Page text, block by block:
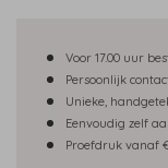
Voor 17.00 uur
Persoonlijk
Unieke,
Eenvoudig zelf
Proefdruk vanaf €